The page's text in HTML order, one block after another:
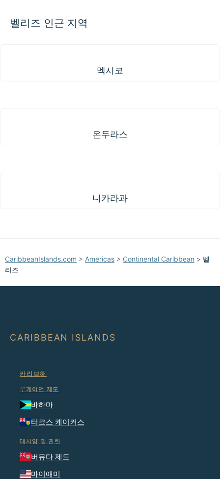
벨리즈 인근 지역
멕시코
온두라스
니카라과
CaribbeanIslands.com > Americas > Continental Caribbean > 벨
리즈
CARIBBEAN ISLANDS
카리브해
루케이언 제도
바하마
터크스 케이커스
대서양 및 관련
버뮤다 제도
마이애미